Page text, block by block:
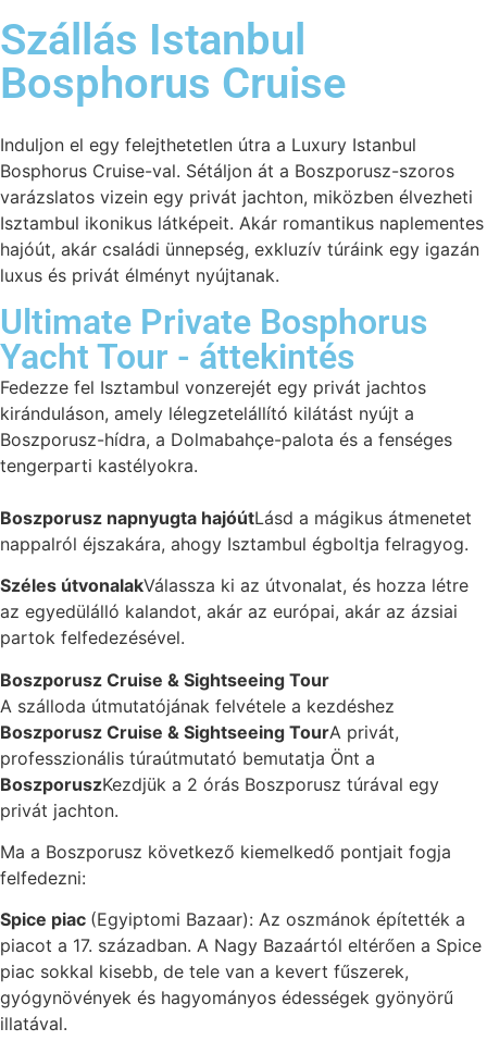
Szállás Istanbul
Bosphorus Cruise
Induljon el egy felejthetetlen útra a Luxury Istanbul
Bosphorus Cruise-val. Sétáljon át a Boszporusz-szoros
varázslatos vizein egy privát jachton, miközben élvezheti
Isztambul ikonikus látképeit. Akár romantikus naplementes
hajóút, akár családi ünnepség, exkluzív túráink egy igazán
luxus és privát élményt nyújtanak.
Ultimate Private Bosphorus
Yacht Tour - áttekintés
Fedezze fel Isztambul vonzerejét egy privát jachtos
kiránduláson, amely lélegzetelállító kilátást nyújt a
Boszporusz-hídra, a Dolmabahçe-palota és a fenséges
tengerparti kastélyokra.
Boszporusz napnyugta hajóútLásd a mágikus átmenetet
nappalról éjszakára, ahogy Isztambul égboltja felragyog.
Széles útvonalakVálassza ki az útvonalat, és hozza létre
az egyedülálló kalandot, akár az európai, akár az ázsiai
partok felfedezésével.
Boszporusz Cruise & Sightseeing Tour
A szálloda útmutatójának felvétele a kezdéshez
Boszporusz Cruise & Sightseeing TourA privát,
professzionális túraútmutató bemutatja Önt a
BoszporuszKezdjük a 2 órás Boszporusz túrával egy
privát jachton.
Ma a Boszporusz következő kiemelkedő pontjait fogja
felfedezni:
Spice piac (Egyiptomi Bazaar): Az oszmánok építették a
piacot a 17. században. A Nagy Bazaártól eltérően a Spice
piac sokkal kisebb, de tele van a kevert fűszerek,
gyógynövények és hagyományos édességek gyönyörű
illatával.